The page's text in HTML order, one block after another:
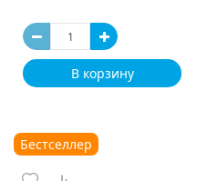
В корзину
Бестселлер